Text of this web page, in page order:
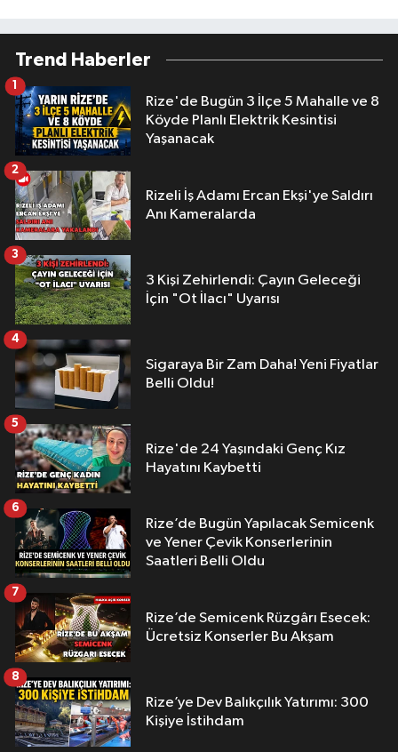
Trend Haberler
Rize'de Bugün 3 İlçe 5 Mahalle ve 8
Köyde Planlı Elektrik Kesintisi
Yaşanacak
1
Rizeli İş Adamı Ercan Ekşi'ye Saldırı
Anı Kameralarda
2
3 Kişi Zehirlendi: Çayın Geleceği
İçin "Ot İlacı" Uyarısı
3
Sigaraya Bir Zam Daha! Yeni Fiyatlar
Belli Oldu!
4
Rize'de 24 Yaşındaki Genç Kız
Hayatını Kaybetti
5
Rize’de Bugün Yapılacak Semicenk
ve Yener Çevik Konserlerinin
Saatleri Belli Oldu
6
Rize’de Semicenk Rüzgârı Esecek:
Ücretsiz Konserler Bu Akşam
7
Rize’ye Dev Balıkçılık Yatırımı: 300
Kişiye İstihdam
8